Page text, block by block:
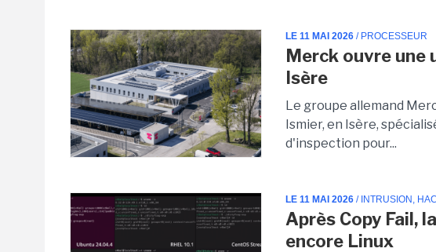
LE 11 MAI 2026 / PROCESSEUR
Merck ouvre une
Isère
Le groupe allemand
Ismier, en Isère,
d'inspection pour...
LE 11 MAI 2026 / INTRUSION,
Après Copy Fail,
encore Linux